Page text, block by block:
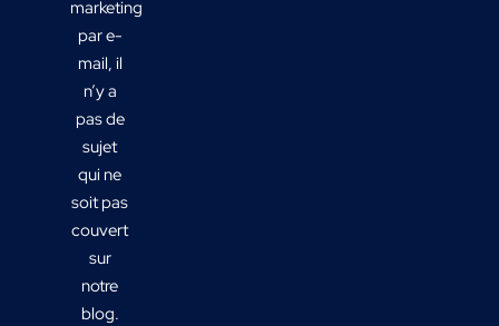
marketing
par e-
mail, il
n’y a
pas de
sujet
qui ne
soit pas
couvert
sur
notre
blog.